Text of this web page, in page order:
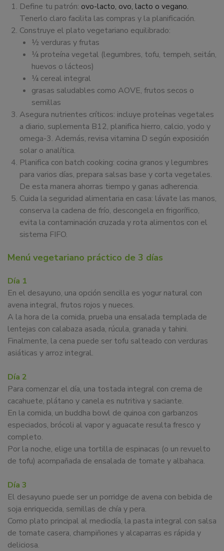
Define tu patrón: ovo-lacto, ovo, lacto o vegano.
Tenerlo claro facilita las compras y la planificación.
Construye el plato vegetariano equilibrado:
½ verduras y frutas
¼ proteína vegetal (legumbres, tofu, tempeh, seitán,
huevos o lácteos)
¼ cereal integral
grasas saludables como AOVE, frutos secos o
semillas
Asegura nutrientes críticos: incluye proteínas vegetales
a diario, suplementa B12, planifica hierro, calcio, yodo y
omega-3. Además, revisa vitamina D según exposición
solar o analítica.
Planifica con batch cooking: cocina granos y legumbres
para varios días, prepara salsas base y corta vegetales.
De esta manera ahorras tiempo y ganas adherencia.
Cuida la seguridad alimentaria en casa: lávate las manos,
conserva la cadena de frío, descongela en frigorífico,
evita la contaminación cruzada y rota alimentos con el
sistema FIFO.
Menú vegetariano práctico de 3 días
Día 1
En el desayuno, una opción sencilla es yogur natural con
avena integral, frutos rojos y nueces.
A la hora de la comida, prueba una ensalada templada de
lentejas con calabaza asada, rúcula, granada y tahini.
Finalmente, la cena puede ser tofu salteado con verduras
asiáticas y arroz integral.
Día 2
Para comenzar el día, una tostada integral con crema de
cacahuete, plátano y canela es nutritiva y saciante.
En la comida, un buddha bowl de quinoa con garbanzos
especiados, brócoli al vapor y aguacate resulta fresco y
completo.
Por la noche, elige una tortilla de espinacas (o un revuelto
de tofu) acompañada de ensalada de tomate y albahaca.
Día 3
El desayuno puede ser un porridge de avena con bebida de
soja enriquecida, semillas de chía y pera.
Como plato principal al mediodía, la pasta integral con salsa
de tomate casera, champiñones y alcaparras es rápida y
deliciosa.